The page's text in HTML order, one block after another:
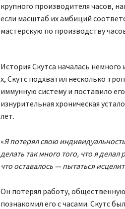
крупного производителя часов,
если масштаб их амбиций
мастерскую по производству
История Скутса началась
х, Скутс подхватил несколько
иммунную систему и поставило
изнурительная хроническая
лет.
«Я потерял свою индивидуальность
делать так много того, что я
что оставалось — пытаться
Он потерял работу,
познакомил его с часами. Скутс